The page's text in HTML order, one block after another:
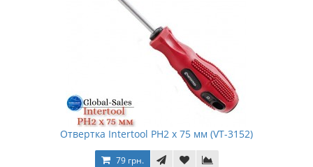
Отвертка Intertool PH2 х 75 мм (VT-3152)
79 грн.